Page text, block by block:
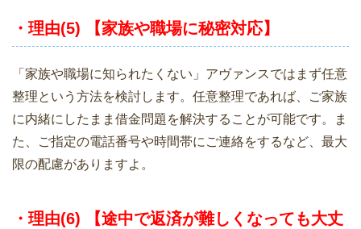
・理由(5) 【家族や職場に秘密対応】
「家族や職場に知られたくない」アヴァンスではまず任意
整理という方法を検討します。任意整理であれば、ご家族
に内緒にしたまま借金問題を解決することが可能です。ま
た、ご指定の電話番号や時間帯にご連絡をするなど、最大
限の配慮がありますよ。
・理由(6) 【途中で返済が難しくなっても大丈